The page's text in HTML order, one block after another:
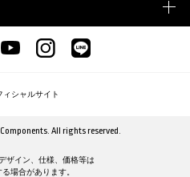
ィシャルサイト
All rights reserved.
ザイン、仕様、価格等は
場合があります。